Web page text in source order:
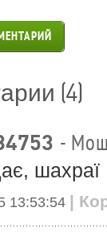
(4)
-
шахраї
13:53:54 |